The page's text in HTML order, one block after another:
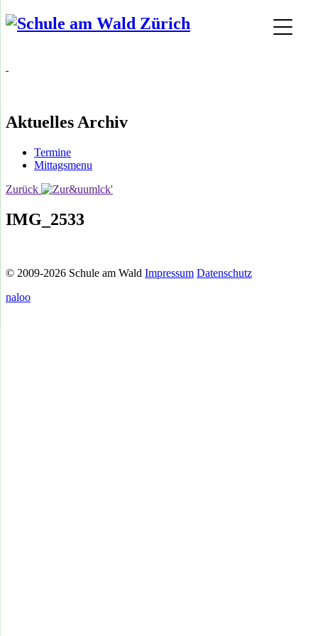
Aktuelles Archiv
Termine
Mittagsmenu
Zurück
IMG_2533
© 2009-2026 Schule am Wald Impressum Datenschutz
naloo